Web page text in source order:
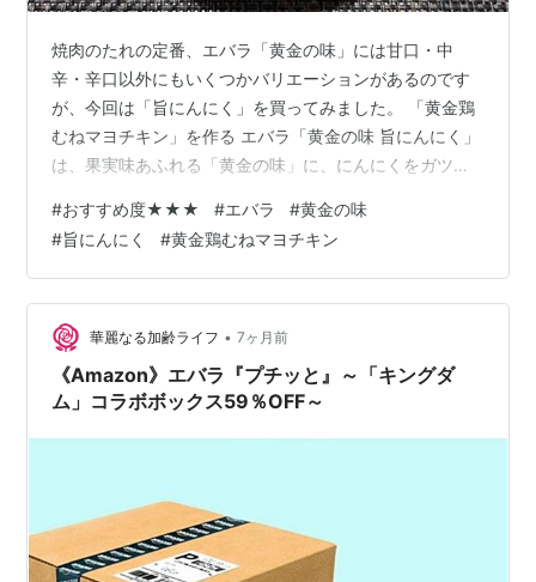
焼肉のたれの定番、エバラ「黄金の味」には甘口・中
辛・辛口以外にもいくつかバリエーションがあるのです
が、今回は「旨にんにく」を買ってみました。 「黄金鶏
むねマヨチキン」を作る エバラ「黄金の味 旨にんにく」
は、果実味あふれる「黄金の味」に、にんにくをガツン
イトのおすすめレシピから「黄金鶏むねマヨチキン」を
作ってみました。材料はコストコ「さくらどり むね肉」1
パック、「黄金の味 旨にんにく」、それにマヨネーズで
す。 鶏むね肉は食べやすい大きさに切り、たれが浸みや
すいようにフォークで刺していきます。 ビニール袋に鶏
むね肉と「黄金の味 旨にんにく」大…
#おすすめ度★★★ #エバラ #黄金の味
#旨にんにく #黄金鶏むねマヨチキン
華麗なる加齢ライフ • 7ヶ月前
《Amazon》エバラ『プチッと』～「キングダ
ム」コラボボックス59％OFF～